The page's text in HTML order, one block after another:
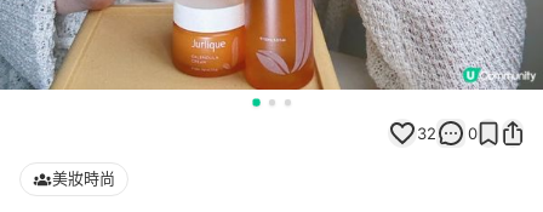
32 0
美妝時尚